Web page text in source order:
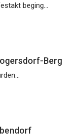
beging...
Berg